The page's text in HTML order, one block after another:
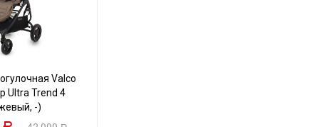
Valco
Ultra Trend 4
-)